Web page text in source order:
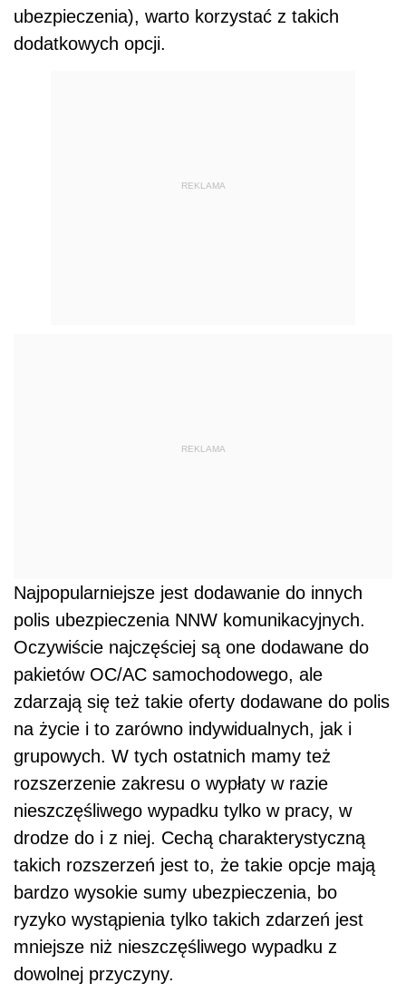
ubezpieczenia), warto korzystać z takich
dodatkowych opcji.
REKLAMA
REKLAMA
Najpopularniejsze jest dodawanie do innych
polis ubezpieczenia NNW komunikacyjnych.
Oczywiście najczęściej są one dodawane do
pakietów OC/AC samochodowego, ale
zdarzają się też takie oferty dodawane do polis
na życie i to zarówno indywidualnych, jak i
grupowych. W tych ostatnich mamy też
rozszerzenie zakresu o wypłaty w razie
nieszczęśliwego wypadku tylko w pracy, w
drodze do i z niej. Cechą charakterystyczną
takich rozszerzeń jest to, że takie opcje mają
bardzo wysokie sumy ubezpieczenia, bo
ryzyko wystąpienia tylko takich zdarzeń jest
mniejsze niż nieszczęśliwego wypadku z
dowolnej przyczyny.